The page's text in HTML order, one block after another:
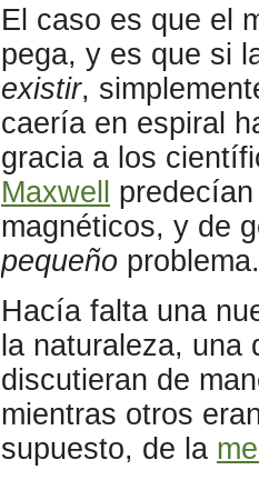
El caso es que el
pega, y es que si
existir,
caería en espiral
gracia a los
Maxwell
magnéticos, y de
pequeño problema.
Hacía falta una
la naturaleza, una
discutieran de
mientras otros
supuesto, de la